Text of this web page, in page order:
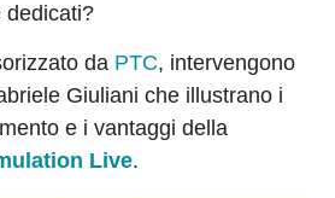
dedicati?
da PTC, intervengono
Giuliani che illustrano i
e i vantaggi della
Live.